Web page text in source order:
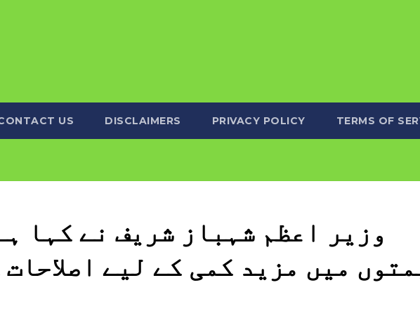
US DISCLAIMERS PRIVACY POLICY TERMS OF
وزیر اعظم شہباز شریف نے کہا
میں مزید کمی کے لیے